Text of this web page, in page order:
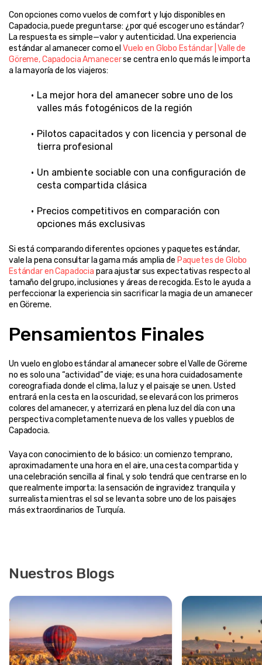
Con opciones como vuelos de comfort y lujo disponibles en
Capadocia, puede preguntarse: ¿por qué escoger uno estándar?
La respuesta es simple—valor y autenticidad. Una experiencia
estándar al amanecer como el Vuelo en Globo Estándar | Valle de
Göreme, Capadocia Amanecer se centra en lo que más le importa
a la mayoría de los viajeros:
La mejor hora del amanecer sobre uno de los
valles más fotogénicos de la región
Pilotos capacitados y con licencia y personal de
tierra profesional
Un ambiente sociable con una configuración de
cesta compartida clásica
Precios competitivos en comparación con
opciones más exclusivas
Si está comparando diferentes opciones y paquetes estándar,
vale la pena consultar la gama más amplia de Paquetes de Globo
Estándar en Capadocia para ajustar sus expectativas respecto al
tamaño del grupo, inclusiones y áreas de recogida. Esto le ayuda a
perfeccionar la experiencia sin sacrificar la magia de un amanecer
en Göreme.
Pensamientos Finales
Un vuelo en globo estándar al amanecer sobre el Valle de Göreme
no es solo una “actividad” de viaje; es una hora cuidadosamente
coreografiada donde el clima, la luz y el paisaje se unen. Usted
entrará en la cesta en la oscuridad, se elevará con los primeros
colores del amanecer, y aterrizará en plena luz del día con una
perspectiva completamente nueva de los valles y pueblos de
Capadocia.
Vaya con conocimiento de lo básico: un comienzo temprano,
aproximadamente una hora en el aire, una cesta compartida y
una celebración sencilla al final, y solo tendrá que centrarse en lo
que realmente importa: la sensación de ingravidez tranquila y
surrealista mientras el sol se levanta sobre uno de los paisajes
más extraordinarios de Turquía.
Nuestros Blogs